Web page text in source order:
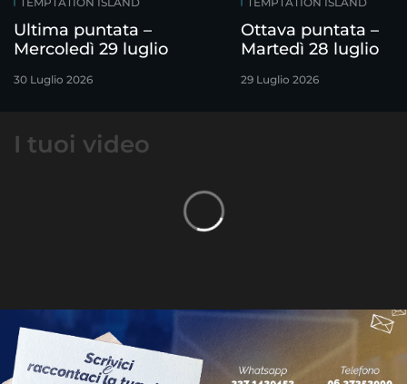
Ultima puntata –
Mercoledì 29 luglio
30 Luglio 2026
Ottava puntata –
Martedì 28 luglio
29 Luglio 2026
I tuoi video